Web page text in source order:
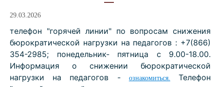
29.03.2026
телефон "горячей линии" по вопросам снижения
бюрократической нагрузки на педагогов : +7(866)
354-2985; понедельник- пятница с 9.00-18.00.
Информация о снижении бюрократической
нагрузки на педагогов -
ознакомиться.
Телефон